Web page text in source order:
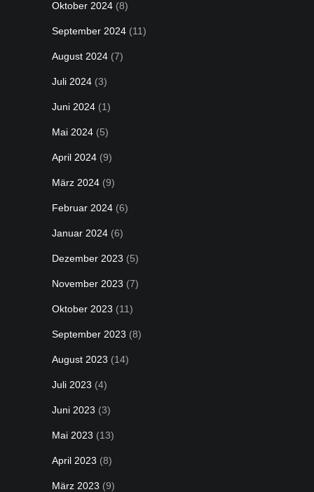
Oktober 2024 (8)
September 2024 (11)
August 2024 (7)
Juli 2024 (3)
Juni 2024 (1)
Mai 2024 (5)
April 2024 (9)
März 2024 (9)
Februar 2024 (6)
Januar 2024 (6)
Dezember 2023 (5)
November 2023 (7)
Oktober 2023 (11)
September 2023 (8)
August 2023 (14)
Juli 2023 (4)
Juni 2023 (3)
Mai 2023 (13)
April 2023 (8)
März 2023 (9)